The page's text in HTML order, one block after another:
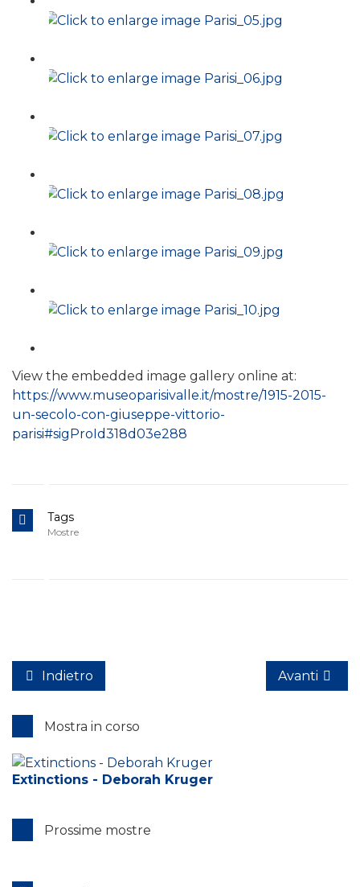
View the embedded image gallery online at:
https://www.museoparisivalle.it/mostre/1915-2015-
un-secolo-con-giuseppe-vittorio-
parisi#sigProId318d03e288
Tags
Mostre
Indietro Avanti
Mostra in corso
Extinctions - Deborah Kruger
Prossime mostre